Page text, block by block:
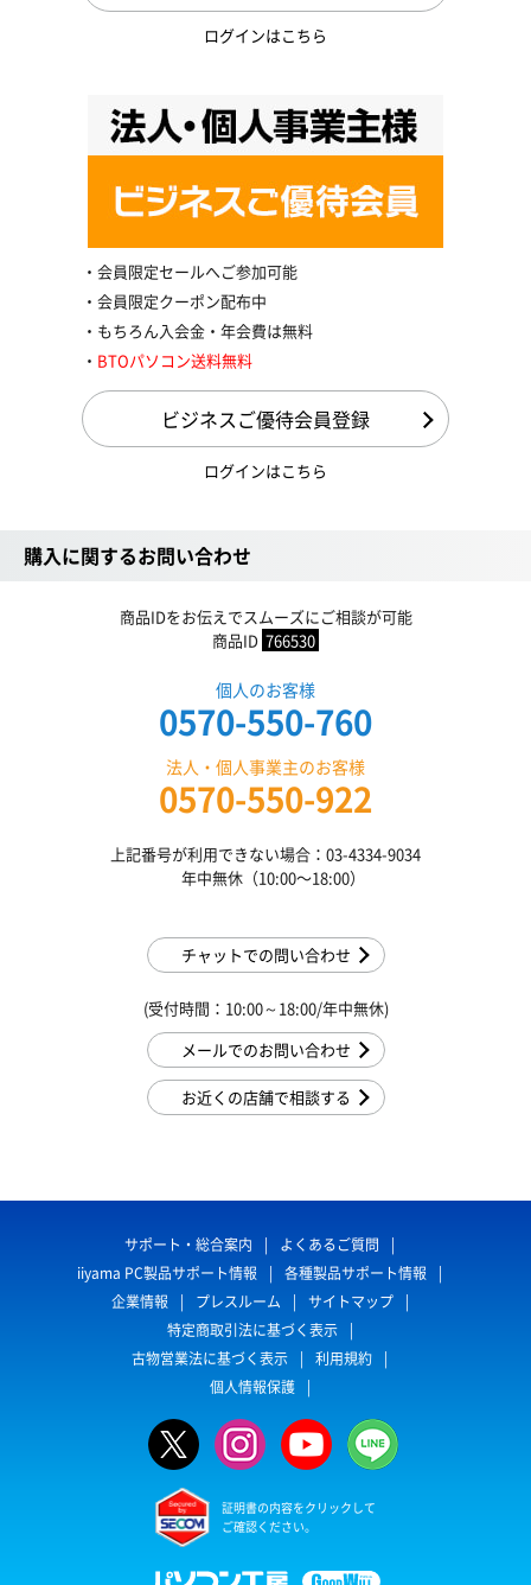
ログインはこちら
会員限定セールへご参加可能
会員限定クーポン配布中
もちろん入会金・年会費は無料
BTOパソコン送料無料
ビジネスご優待会員登録
ログインはこちら
購入に関するお問い合わせ
商品IDをお伝えでスムーズにご相談が可能
商品ID 766530
個人のお客様
0570-550-760
法人・個人事業主のお客様
0570-550-922
上記番号が利用できない場合：03-4334-9034
年中無休（10:00〜18:00）
チャットでの問い合わせ
(受付時間：10:00～18:00/年中無休)
メールでのお問い合わせ
お近くの店舗で相談する
サポート・総合案内
よくあるご質問
iiyama PC製品サポート情報
各種製品サポート情報
企業情報
プレスルーム
サイトマップ
特定商取引法に基づく表示
古物営業法に基づく表示
利用規約
個人情報保護
証明書の内容をクリックして
ご確認ください。